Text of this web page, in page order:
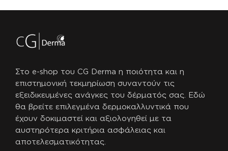
Στο e-shop του CG Derma η ποιότητα και η
επιστημονική τεκμηρίωση συναντούν τις
εξειδικευμένες ανάγκες του δέρματός σας. Εδώ
θα βρείτε επιλεγμένα δερμοκαλλυντικά που
έχουν δοκιμαστεί και αξιολογηθεί με τα
αυστηρότερα κριτήρια ασφάλειας και
αποτελεσματικότητας.